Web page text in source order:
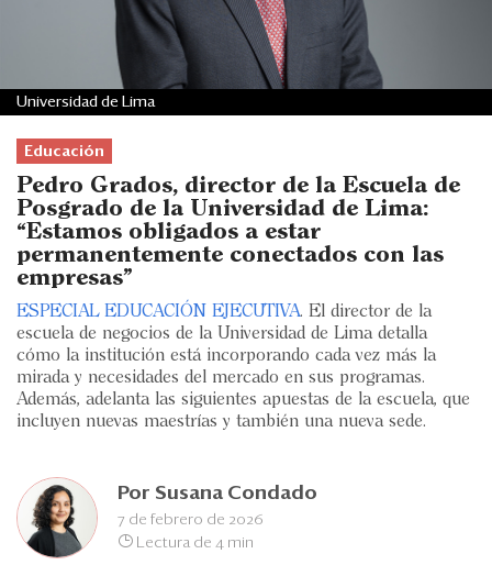
Legal y Política
Eventos
Blogs
Ranking CEO
Edición Impresa
Educación
Pedro Grados, director de la Escuela de
Posgrado de la Universidad de Lima:
“Estamos obligados a estar
permanentemente conectados con las
empresas”
ESPECIAL EDUCACIÓN EJECUTIVA. El director de la
escuela de negocios de la Universidad de Lima detalla
cómo la institución está incorporando cada vez más la
mirada y necesidades del mercado en sus programas.
Además, adelanta las siguientes apuestas de la escuela, que
incluyen nuevas maestrías y también una nueva sede.
Por Susana Condado
7 de febrero de 2026
Lectura de 4 min
Universidad de Lima